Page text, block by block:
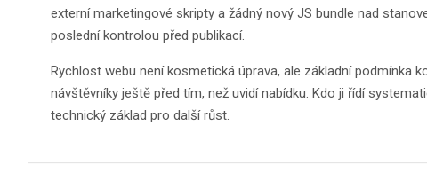
externí marketingové skripty a žádný nový JS bundle nad
poslední kontrolou před publikací.
Rychlost webu není kosmetická úprava, ale základní podmínka
návštěvníky ještě před tím, než uvidí nabídku. Kdo ji řídí
technický základ pro další růst.